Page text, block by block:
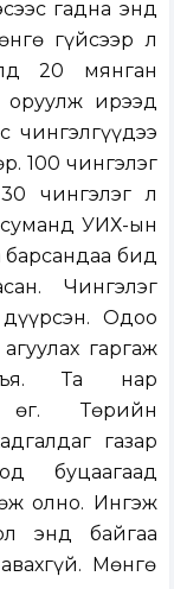
гадна энд
гүйсээр л
20 мянган
оруулж ирээд
чингэлгүүдээ
100 чингэлэг
чингэлэг л
УИХ-ын
барсандаа бид
Чингэлэг
Одоо
гаргаж
Та нар
өг. Төрийн
газар
буцаагаад
олно. Ингэж
энд байгаа
Мөнгө